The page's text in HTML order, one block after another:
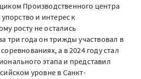
Производственного центра
и интерес к
росту не остались
три года он трижды участвовал в
а в 2024 году стал
этапа и представил
уровне в Санкт-